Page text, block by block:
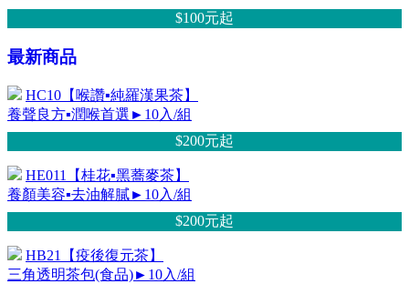
$100元起
最新商品
HC10【喉讚▪純羅漢果茶】
養聲良方▪潤喉首選►10入/組
$200元起
HE011【桂花▪黑蕎麥茶】
養顏美容▪去油解膩►10入/組
$200元起
HB21【疫後復元茶】
三角透明茶包(食品)►10入/組